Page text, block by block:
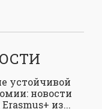
устойчивой
новости
из...